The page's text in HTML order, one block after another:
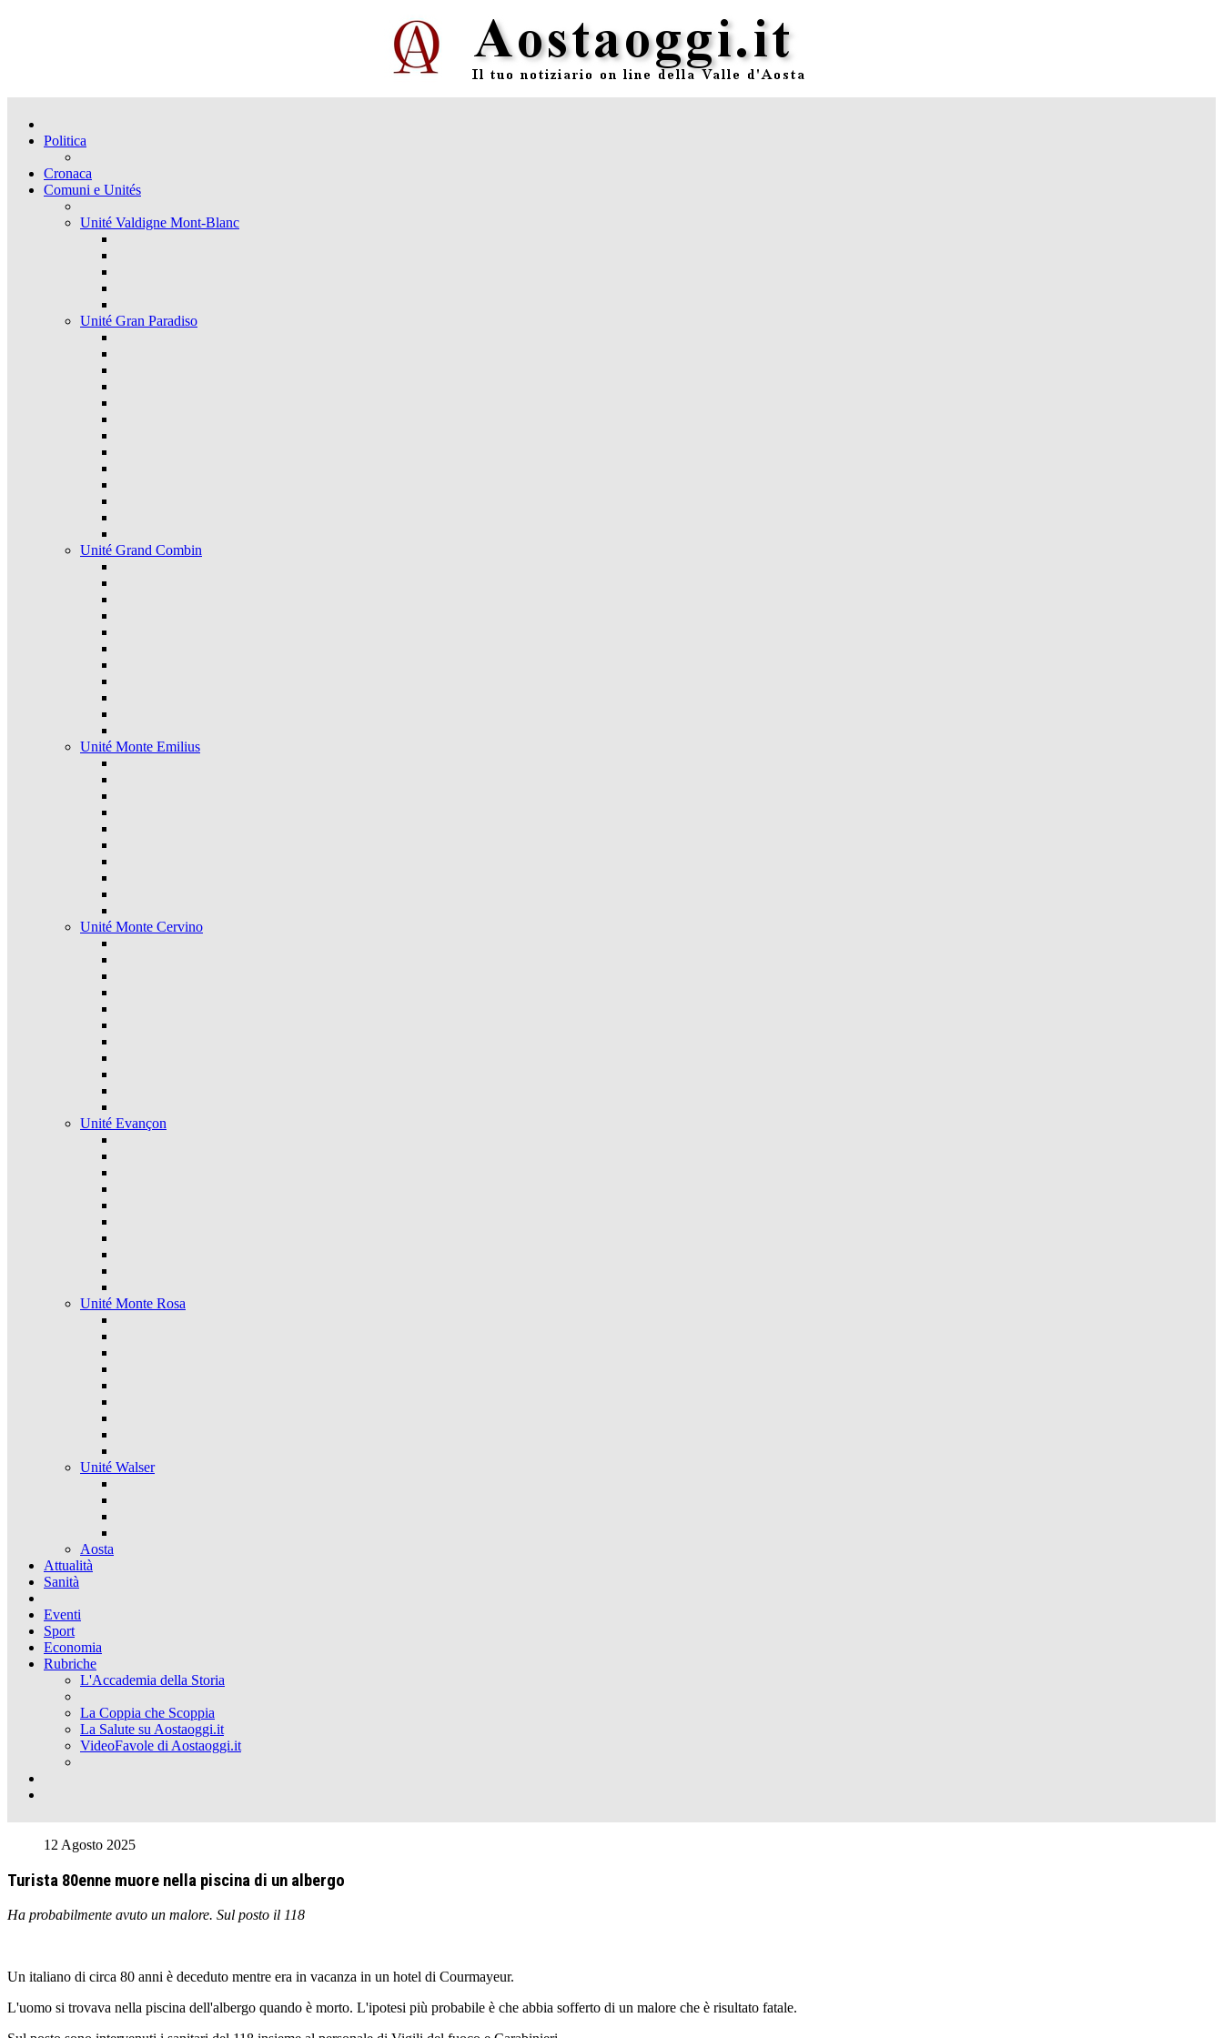
Politica
Cronaca
Comuni e Unités
Unité Valdigne Mont-Blanc
Unité Gran Paradiso
Unité Grand Combin
Unité Monte Emilius
Unité Monte Cervino
Unité Evançon
Unité Monte Rosa
Unité Walser
Aosta
Attualità
Sanità
Eventi
Sport
Economia
Rubriche
L'Accademia della Storia
La Coppia che Scoppia
La Salute su Aostaoggi.it
VideoFavole di Aostaoggi.it
12 Agosto 2025
Turista 80enne muore nella piscina di un albergo
Ha probabilmente avuto un malore. Sul posto il 118
Un italiano di circa 80 anni è deceduto mentre era in vacanza in un hotel di Courmayeur.
L'uomo si trovava nella piscina dell'albergo quando è morto. L'ipotesi più probabile è che abbia sofferto di un malore che è risultato fatale.